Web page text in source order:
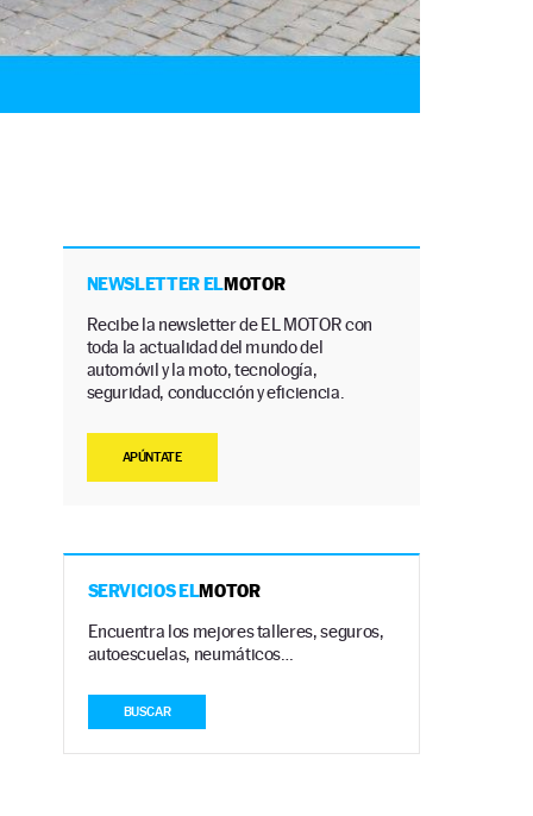
NEWSLETTER ELMOTOR
Recibe la newsletter de EL MOTOR con
toda la actualidad del mundo del
automóvil y la moto, tecnología,
seguridad, conducción y eficiencia.
APÚNTATE
SERVICIOS ELMOTOR
Encuentra los mejores talleres, seguros,
autoescuelas, neumáticos…
BUSCAR